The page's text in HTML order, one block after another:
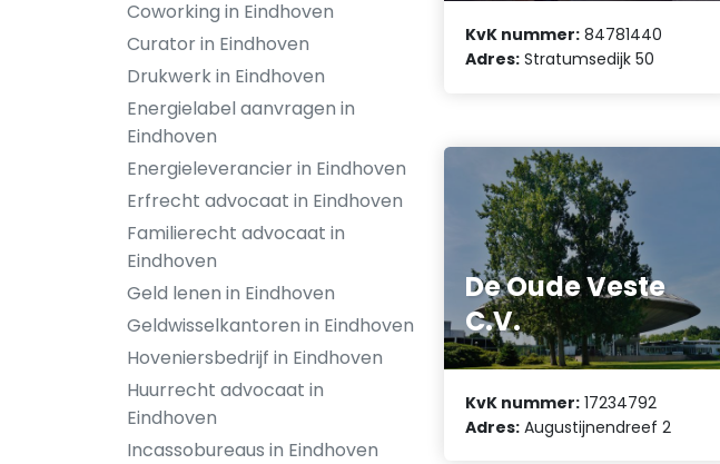
Coworking in Eindhoven
Curator in Eindhoven
Drukwerk in Eindhoven
Energielabel aanvragen in
Eindhoven
Energieleverancier in Eindhoven
Erfrecht advocaat in Eindhoven
Familierecht advocaat in
Eindhoven
Geld lenen in Eindhoven
Geldwisselkantoren in Eindhoven
Hoveniersbedrijf in Eindhoven
Huurrecht advocaat in
Eindhoven
Incassobureaus in Eindhoven
KvK nummer: 84781440
Adres: Stratumsedijk 50
De Oude Veste
C.V.
KvK nummer: 17234792
Adres: Augustijnendreef 2